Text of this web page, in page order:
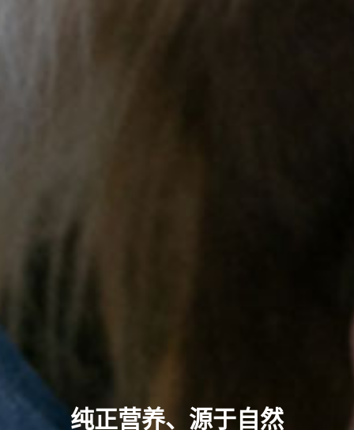
纯正营养、源于自然